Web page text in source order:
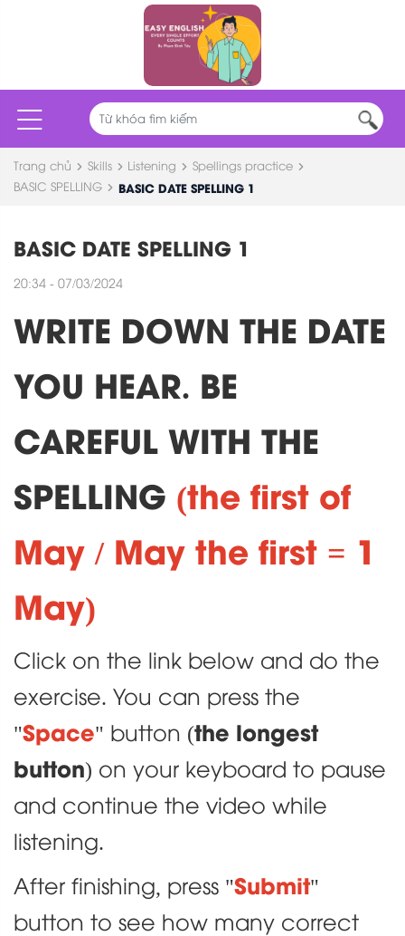
Trang chủ Skills Listening
Spellings practice
BASIC SPELLING
BASIC DATE SPELLING 1
BASIC DATE SPELLING 1
20:34 - 07/03/2024
WRITE DOWN THE DATE
YOU HEAR. BE
CAREFUL WITH THE
SPELLING (the first of
May / May the first = 1
May)
Click on the link below and do the
exercise. You can press the
"Space" button (the longest
button) on your keyboard to pause
and continue the video while
listening.
After finishing, press "Submit"
button to see how many correct